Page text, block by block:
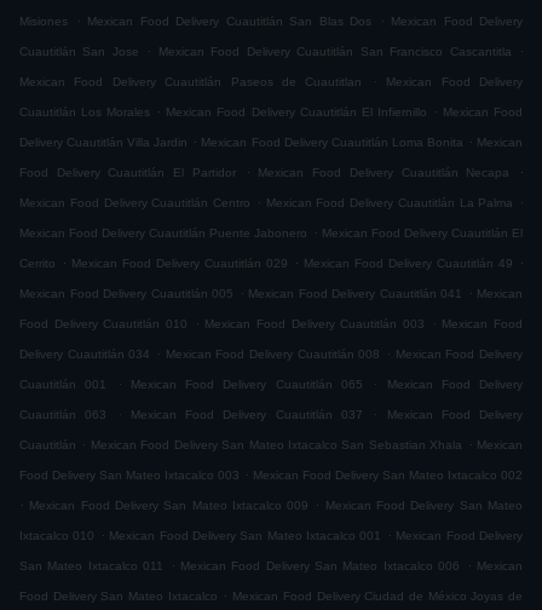
Misiones . Mexican Food Delivery Cuautitlán San Blas Dos . Mexican Food Delivery
Cuautitlán San Jose . Mexican Food Delivery Cuautitlán San Francisco Cascantitla .
Mexican Food Delivery Cuautitlán Paseos de Cuautitlan . Mexican Food Delivery
Cuautitlán Los Morales . Mexican Food Delivery Cuautitlán El Infiernillo . Mexican Food
Delivery Cuautitlán Villa Jardin . Mexican Food Delivery Cuautitlán Loma Bonita . Mexican
Food Delivery Cuautitlán El Partidor . Mexican Food Delivery Cuautitlán Necapa .
Mexican Food Delivery Cuautitlán Centro . Mexican Food Delivery Cuautitlán La Palma .
Mexican Food Delivery Cuautitlán Puente Jabonero . Mexican Food Delivery Cuautitlán El
Cerrito . Mexican Food Delivery Cuautitlán 029 . Mexican Food Delivery Cuautitlán 49 .
Mexican Food Delivery Cuautitlán 005 . Mexican Food Delivery Cuautitlán 041 . Mexican
Food Delivery Cuautitlán 010 . Mexican Food Delivery Cuautitlán 003 . Mexican Food
Delivery Cuautitlán 034 . Mexican Food Delivery Cuautitlán 008 . Mexican Food Delivery
Cuautitlán 001 . Mexican Food Delivery Cuautitlán 065 . Mexican Food Delivery
Cuautitlán 063 . Mexican Food Delivery Cuautitlán 037 . Mexican Food Delivery
Cuautitlán . Mexican Food Delivery San Mateo Ixtacalco San Sebastian Xhala . Mexican
Food Delivery San Mateo Ixtacalco 003 . Mexican Food Delivery San Mateo Ixtacalco 002
. Mexican Food Delivery San Mateo Ixtacalco 009 . Mexican Food Delivery San Mateo
Ixtacalco 010 . Mexican Food Delivery San Mateo Ixtacalco 001 . Mexican Food Delivery
San Mateo Ixtacalco 011 . Mexican Food Delivery San Mateo Ixtacalco 006 . Mexican
Food Delivery San Mateo Ixtacalco . Mexican Food Delivery Ciudad de México Joyas de